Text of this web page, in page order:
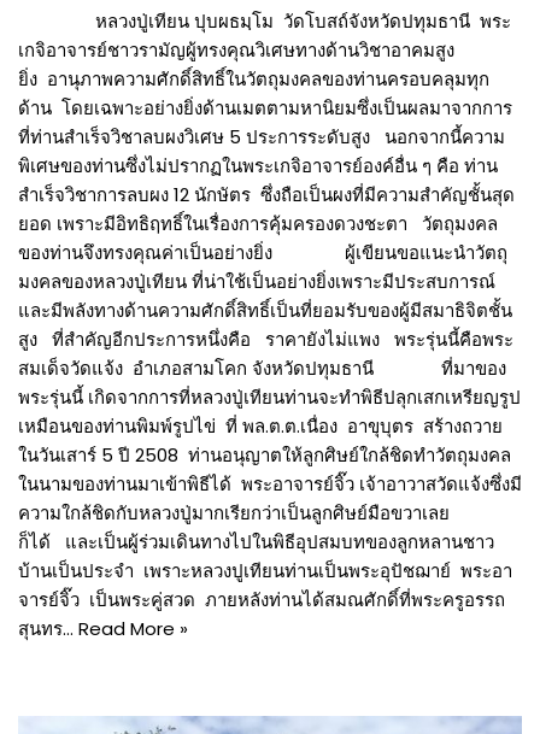
หลวงปู่เทียน ปุบผธมฺโม วัดโบสถ์จังหวัดปทุมธานี พระ
เกจิอาจารย์ชาวรามัญผู้ทรงคุณวิเศษทางด้านวิชาอาคมสูง
ยิ่ง อานุภาพความศักดิ์สิทธิ์ในวัตถุมงคลของท่านครอบคลุมทุก
ด้าน โดยเฉพาะอย่างยิ่งด้านเมตตามหานิยมซึ่งเป็นผลมาจากการ
ที่ท่านสำเร็จวิชาลบผงวิเศษ 5 ประการระดับสูง นอกจากนี้ความ
พิเศษของท่านซึ่งไม่ปรากฏในพระเกจิอาจารย์องค์อื่น ๆ คือ ท่าน
สำเร็จวิชาการลบผง 12 นักษัตร ซึ่งถือเป็นผงที่มีความสำคัญชั้นสุด
ยอด เพราะมีอิทธิฤทธิ์ในเรื่องการคุ้มครองดวงชะตา วัตถุมงคล
ของท่านจึงทรงคุณค่าเป็นอย่างยิ่ง ผู้เขียนขอแนะนำวัตถุ
มงคลของหลวงปู่เทียน ที่น่าใช้เป็นอย่างยิ่งเพราะมีประสบการณ์
และมีพลังทางด้านความศักดิ์สิทธิ์เป็นที่ยอมรับของผู้มีสมาธิจิตชั้น
สูง ที่สำคัญอีกประการหนึ่งคือ ราคายังไม่แพง พระรุ่นนี้คือพระ
สมเด็จวัดแจ้ง อำเภอสามโคก จังหวัดปทุมธานี ที่มาของ
พระรุ่นนี้ เกิดจากการที่หลวงปู่เทียนท่านจะทำพิธีปลุกเสกเหรียญรูป
เหมือนของท่านพิมพ์รูปไข่ ที่ พล.ต.ต.เนื่อง อาขุบุตร สร้างถวาย
ในวันเสาร์ 5 ปี 2508 ท่านอนุญาตให้ลูกศิษย์ใกล้ชิดทำวัตถุมงคล
ในนามของท่านมาเข้าพิธีได้ พระอาจารย์จิ๊ว เจ้าอาวาสวัดแจ้งซึ่งมี
ความใกล้ชิดกับหลวงปู่มากเรียกว่าเป็นลูกศิษย์มือขวาเลย
ก็ได้ และเป็นผู้ร่วมเดินทางไปในพิธีอุปสมบทของลูกหลานชาว
บ้านเป็นประจำ เพราะหลวงปูเทียนท่านเป็นพระอุปัชฌาย์ พระอา
จารย์จิ๊ว เป็นพระคู่สวด ภายหลังท่านได้สมณศักดิ์ที่พระครูอรรถ
สุนทร… Read More »